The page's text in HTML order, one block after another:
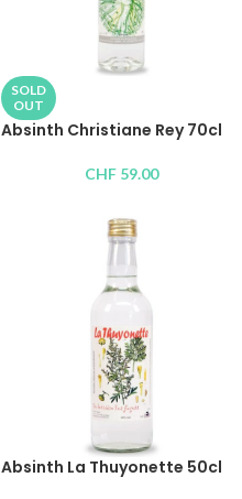
SOLD
OUT
Absinth Christiane Rey 70cl
CHF 59.00
Absinth La Thuyonette 50cl